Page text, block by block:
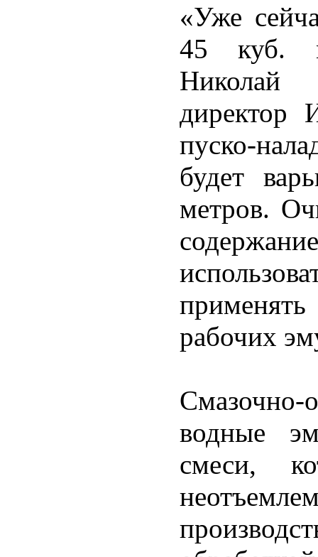
«Уже
45 куб.
Николай
директор
пуско-
будет
метров.
рабочих
водные
смеси,